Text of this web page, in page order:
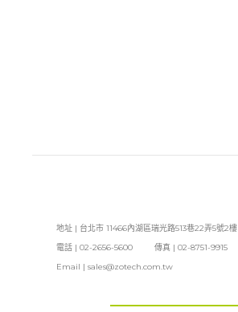
地址 | 台北市 11466內湖區瑞光路513巷22弄5號2樓
電話 | 02-2656-5600 傳真 | 02-8751-9915
Email | sales@zotech.com.tw